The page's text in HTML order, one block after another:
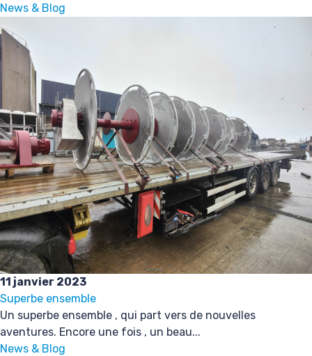
News & Blog
11 janvier 2023
Superbe ensemble
Un superbe ensemble , qui part vers de nouvelles
aventures. Encore une fois , un beau...
News & Blog